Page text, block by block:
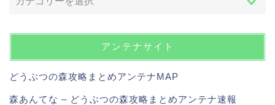
アンテナサイト
どうぶつの森攻略まとめアンテナMAP
森あんてな – どうぶつの森攻略まとめアンテナ速報